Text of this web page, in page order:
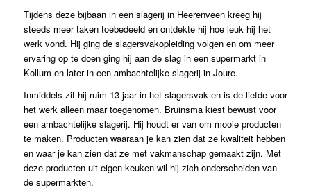
Tijdens deze bijbaan in een slagerij in Heerenveen kreeg hij
steeds meer taken toebedeeld en ontdekte hij hoe leuk hij het
werk vond. Hij ging de slagersvakopleiding volgen en om meer
ervaring op te doen ging hij aan de slag in een supermarkt in
Kollum en later in een ambachtelijke slagerij in Joure.
Inmiddels zit hij ruim 13 jaar in het slagersvak en is de liefde voor
het werk alleen maar toegenomen. Bruinsma kiest bewust voor
een ambachtelijke slagerij. Hij houdt er van om mooie producten
te maken. Producten waaraan je kan zien dat ze kwaliteit hebben
en waar je kan zien dat ze met vakmanschap gemaakt zijn. Met
deze producten uit eigen keuken wil hij zich onderscheiden van
de supermarkten.